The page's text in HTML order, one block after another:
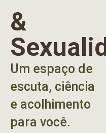
&
Um espaço de
escuta, ciência
e acolhimento
para você.